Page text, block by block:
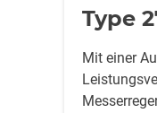
Type
Mit einer